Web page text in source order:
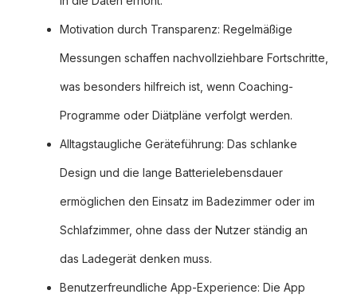
Motivation durch Transparenz: Regelmäßige
Messungen schaffen nachvollziehbare Fortschritte,
was besonders hilfreich ist, wenn Coaching-
Programme oder Diätpläne verfolgt werden.
Alltagstaugliche Geräteführung: Das schlanke
Design und die lange Batterielebensdauer
ermöglichen den Einsatz im Badezimmer oder im
Schlafzimmer, ohne dass der Nutzer ständig an
das Ladegerät denken muss.
Benutzerfreundliche App-Experience: Die App